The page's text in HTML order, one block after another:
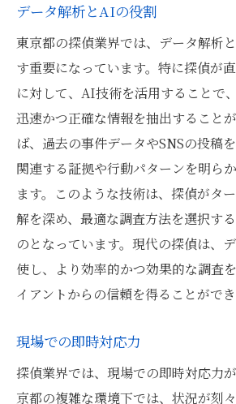
データ解析とAIの役割
東京都の探偵業界では、データ解析
す重要になっています。特に探偵が
に対して、AI技術を活用することで
迅速かつ正確な情報を抽出すること
ば、過去の事件データやSNSの投稿
関連する証拠や行動パターンを明ら
ます。このような技術は、探偵がタ
解を深め、最適な調査方法を選択す
のとなっています。現代の探偵は、
使し、より効率的かつ効果的な調査
イアントからの信頼を得ることができ
現場での即時対応力
探偵業界では、現場での即時対応力
京都の複雑な環境下では、状況が刻々